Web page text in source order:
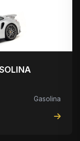
Gasolina